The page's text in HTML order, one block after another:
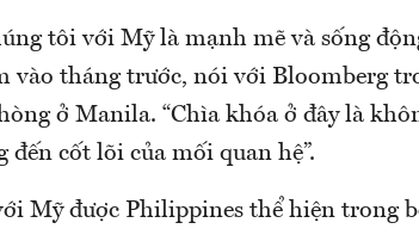
tôi với Mỹ là mạnh mẽ và sống
vào tháng trước, nói với Bloomberg
ở Manila. “Chìa khóa ở đây là
cốt lõi của mối quan hệ”.
Mỹ được Philippines thể hiện trong